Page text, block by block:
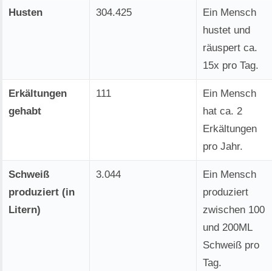
Husten 304.425
Ein Mensch
hustet und
räuspert ca.
15x pro Tag.
Erkältungen
gehabt
111
Ein Mensch
hat ca. 2
Erkältungen
pro Jahr.
Schweiß
produziert (in
Litern)
3.044
Ein Mensch
produziert
zwischen 100
und 200ML
Schweiß pro
Tag.